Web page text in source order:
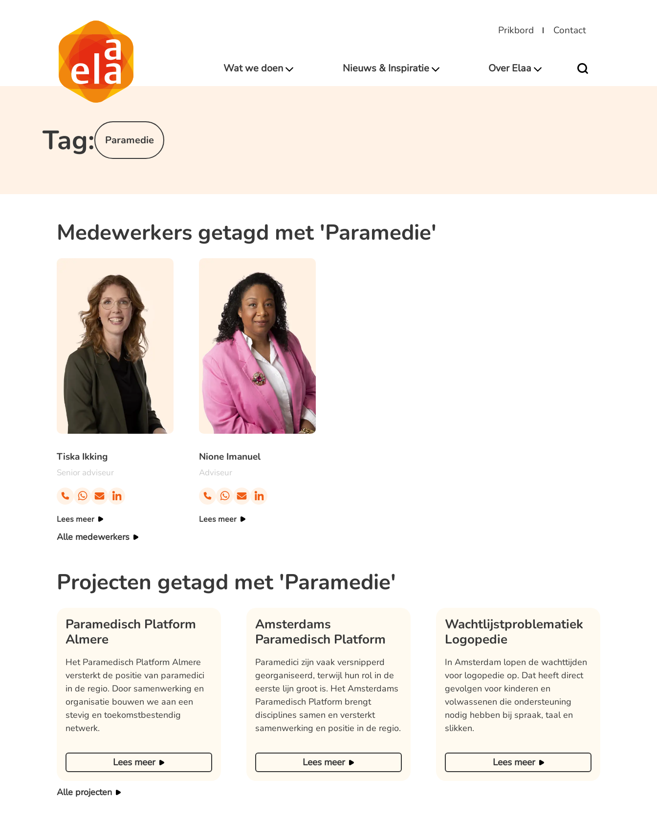
Prikbord Contact
Wat we doen Nieuws & Inspiratie Over Elaa
Tag: Paramedie
Medewerkers getagd met 'Paramedie'
Tiska Ikking
Senior adviseur
Lees meer
Nione Imanuel
Adviseur
Lees meer
Alle medewerkers
Projecten getagd met 'Paramedie'
Paramedisch Platform
Almere
Het Paramedisch Platform Almere
versterkt de positie van paramedici
in de regio. Door samenwerking en
organisatie bouwen we aan een
stevig en toekomstbestendig
netwerk.
Lees meer
Amsterdams
Paramedisch Platform
Paramedici zijn vaak versnipperd
georganiseerd, terwijl hun rol in de
eerste lijn groot is. Het Amsterdams
Paramedisch Platform brengt
disciplines samen en versterkt
samenwerking en positie in de regio.
Lees meer
Wachtlijstproblematiek
Logopedie
In Amsterdam lopen de wachttijden
voor logopedie op. Dat heeft direct
gevolgen voor kinderen en
volwassenen die ondersteuning
nodig hebben bij spraak, taal en
slikken.
Lees meer
Alle projecten